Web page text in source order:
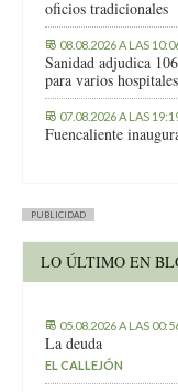
oficios tradicionales
08.08.2026 A LAS
Sanidad adjudica
para varios
07.08.2026 A LAS
Fuencaliente
PUBLICIDAD
LO ÚLTIMO EN
05.08.2026 A LAS
La deuda
EL CALLEJÓN